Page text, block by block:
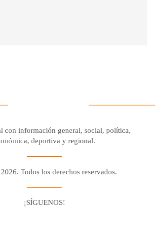
con información general, social, política,
deportiva y regional.
Todos los derechos reservados.
¡SÍGUENOS!